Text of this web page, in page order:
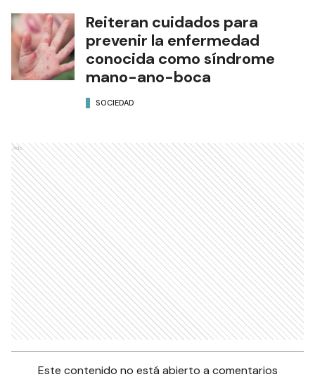
Reiteran cuidados para
prevenir la enfermedad
conocida como síndrome
mano-ano-boca
SOCIEDAD
Ads
Este contenido no está abierto a comentarios